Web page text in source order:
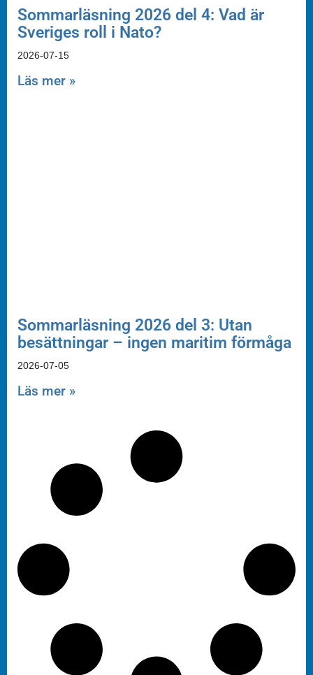
Sommarläsning 2026 del 4: Vad är
Sveriges roll i Nato?
2026-07-15
Läs mer »
Sommarläsning 2026 del 3: Utan
besättningar – ingen maritim förmåga
2026-07-05
Läs mer »